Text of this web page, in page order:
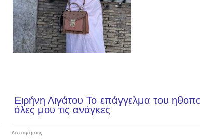
Ειρήνη Λιγάτου Το επάγγελμα του
όλες μου τις ανάγκες
Λεπτομέρειες